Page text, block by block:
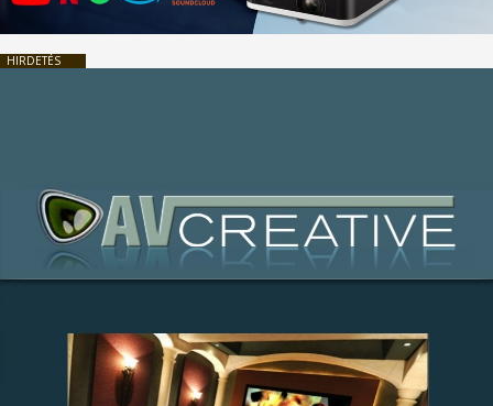
HIRDETÉS